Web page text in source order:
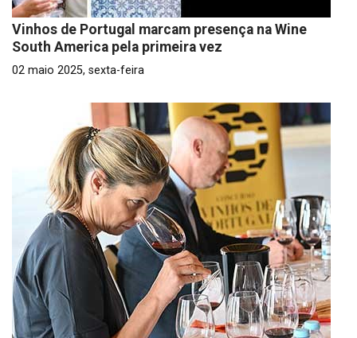
Vinhos de Portugal marcam presença na Wine
South America pela primeira vez
02 maio 2025, sexta-feira